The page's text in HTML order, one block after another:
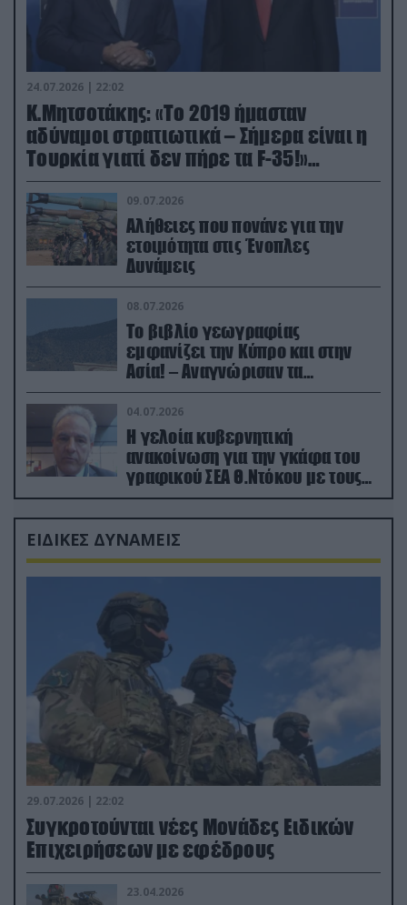
24.07.2026 | 22:02
Κ.Μητσοτάκης: «Το 2019 ήμασταν
αδύναμοι στρατιωτικά – Σήμερα είναι η
Τουρκία γιατί δεν πήρε τα F-35!»
(βίντεο)
09.07.2026
Αλήθειες που πονάνε για την
ετοιμότητα στις Ένοπλες
Δυνάμεις
08.07.2026
Το βιβλίο γεωγραφίας
εμφανίζει την Κύπρο και στην
Ασία! – Αναγνώρισαν τα
κατεχόμενα; (φωτο)
04.07.2026
Η γελοία κυβερνητική
ανακοίνωση για την γκάφα του
γραφικού ΣΕΑ Θ.Ντόκου με τους
Ρώσους φαρσέρ
ΕΙΔΙΚΕΣ ΔΥΝΑΜΕΙΣ
29.07.2026 | 22:02
Συγκροτούνται νέες Μονάδες Ειδικών
Επιχειρήσεων με εφέδρους
23.04.2026